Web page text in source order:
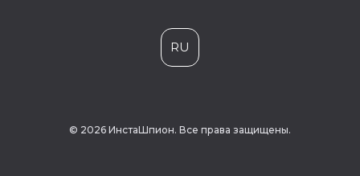
RU
© 2026 ИнстаШпион. Все права защищены.